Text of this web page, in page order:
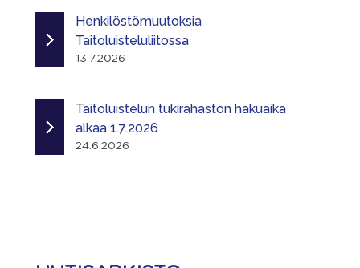
Henkilöstömuutoksia
Taitoluisteluliitossa
13.7.2026
Taitoluistelun tukirahaston hakuaika
alkaa 1.7.2026
24.6.2026